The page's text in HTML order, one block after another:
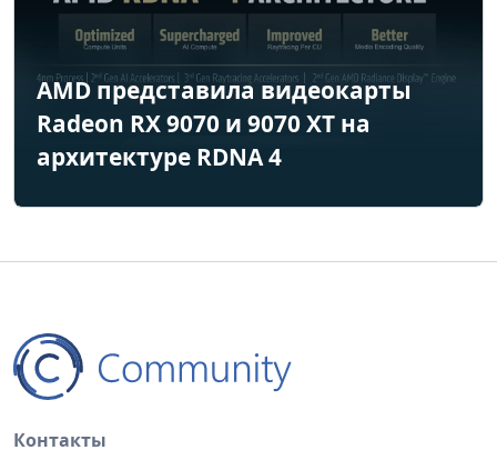
AMD представила видеокарты
Radeon RX 9070 и 9070 XT на
архитектуре RDNA 4
Контакты